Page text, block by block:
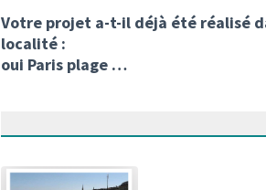
Votre projet a-t-il déjà été réalisé
localité :
oui Paris plage …